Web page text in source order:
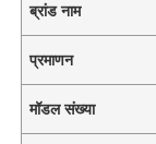
ब्रांड नाम
प्रमाणन
मॉडल संख्या